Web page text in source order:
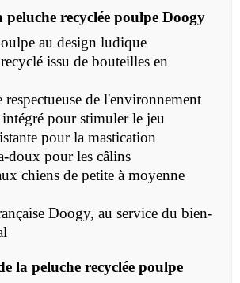
peluche recyclée poulpe Doogy
au design ludique
issu de bouteilles en
respectueuse de l'environnement
pour stimuler le jeu
pour la mastication
doux pour les câlins
chiens de petite à moyenne
Doogy, au service du bien-
la peluche recyclée poulpe